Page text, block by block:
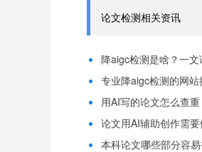
论文检测相关资讯
降aigc检测是啥？一
专业降aigc检测的网
用AI写的论文怎么查
论文用AI辅助创作需
本科论文哪些部分容